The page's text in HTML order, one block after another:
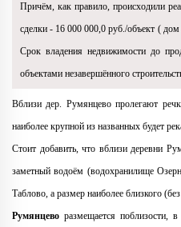
Причём, как правило, происходили
сделки - 16 000 000,0 руб./объект (
Срок владения недвижимости до
объектами незавершённого
Вблизи дер. Румянцево пролегают
наиболее крупной из названных будет
Стоит добавить, что вблизи деревни
заметный водоём (водохранилище
Таблово, a размер наиболее близкого
Румянцево размещается